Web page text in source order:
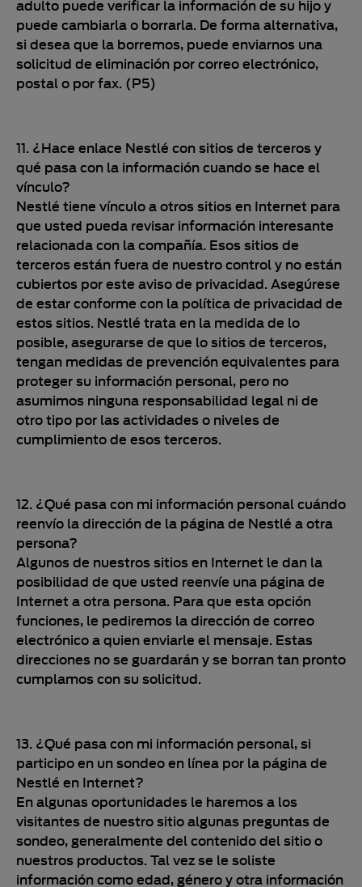
adulto puede verificar la información de su hijo y
puede cambiarla o borrarla. De forma alternativa,
si desea que la borremos, puede enviarnos una
solicitud de eliminación por correo electrónico,
postal o por fax. (P5)
11. ¿Hace enlace Nestlé con sitios de terceros y
qué pasa con la información cuando se hace el
vínculo?
Nestlé tiene vínculo a otros sitios en Internet para
que usted pueda revisar información interesante
relacionada con la compañía. Esos sitios de
terceros están fuera de nuestro control y no están
cubiertos por este aviso de privacidad. Asegúrese
de estar conforme con la política de privacidad de
estos sitios. Nestlé trata en la medida de lo
posible, asegurarse de que lo sitios de terceros,
tengan medidas de prevención equivalentes para
proteger su información personal, pero no
asumimos ninguna responsabilidad legal ni de
otro tipo por las actividades o niveles de
cumplimiento de esos terceros.
12. ¿Qué pasa con mi información personal cuándo
reenvío la dirección de la página de Nestlé a otra
persona?
Algunos de nuestros sitios en Internet le dan la
posibilidad de que usted reenvíe una página de
Internet a otra persona. Para que esta opción
funciones, le pediremos la dirección de correo
electrónico a quien enviarle el mensaje. Estas
direcciones no se guardarán y se borran tan pronto
cumplamos con su solicitud.
13. ¿Qué pasa con mi información personal, si
participo en un sondeo en línea por la página de
Nestlé en Internet?
En algunas oportunidades le haremos a los
visitantes de nuestro sitio algunas preguntas de
sondeo, generalmente del contenido del sitio o
nuestros productos. Tal vez se le soliste
información como edad, género y otra información